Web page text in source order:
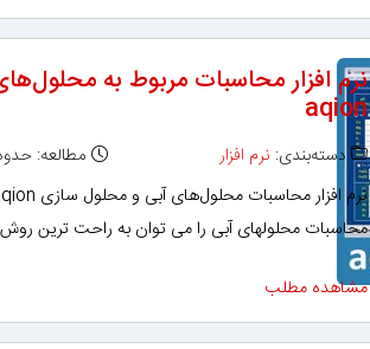
نرم افزار محاسبات مربوط به
aqion
دسته‌بندی: نرم افزار مطالعه: حدود ۲
محاسبات محلولهای آبی را می توان به راحت ترین
مشاهده مطلب